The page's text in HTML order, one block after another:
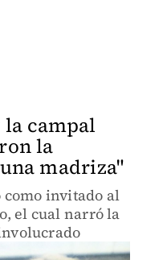
la campal
la
madriza"
como invitado al
el cual narró la